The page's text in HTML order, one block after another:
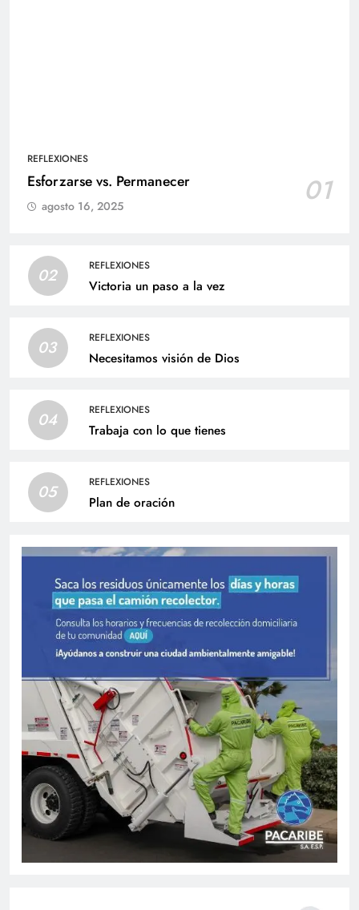
REFLEXIONES
Esforzarse vs. Permanecer 01
agosto 16, 2025
02 REFLEXIONES
Victoria un paso a la vez
03 REFLEXIONES
Necesitamos visión de Dios
04 REFLEXIONES
Trabaja con lo que tienes
05 REFLEXIONES
Plan de oración